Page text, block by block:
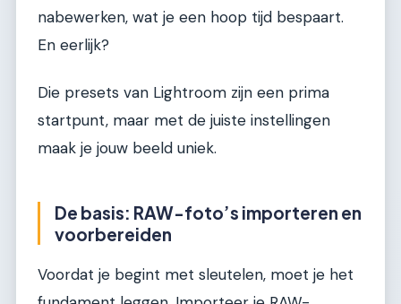
nabewerken, wat je een hoop tijd bespaart.
En eerlijk?
Die presets van Lightroom zijn een prima
startpunt, maar met de juiste instellingen
maak je jouw beeld uniek.
De basis: RAW-foto’s importeren en
voorbereiden
Voordat je begint met sleutelen, moet je het